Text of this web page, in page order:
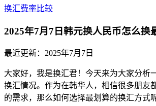
换汇费率比较
2025年7月7日韩元换人民币怎么换
最近更新： 2025年7月7日
大家好，我是换汇君！今天来为大家分析
换汇情况。作为在韩华人，相信很多朋友
的需求，那么如何选择最划算的换汇方式